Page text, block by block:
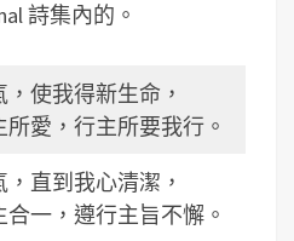
詩集內的。
使我得新生命，
愛，行主所要我行。
直到我心清潔，
一，遵行主旨不懈。